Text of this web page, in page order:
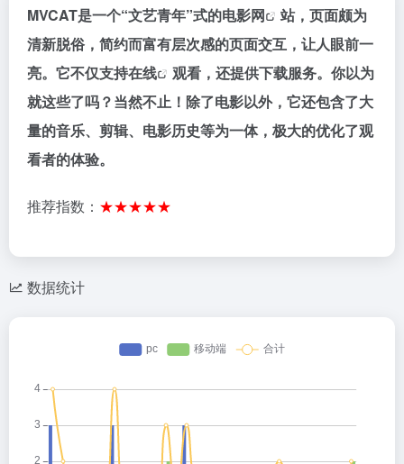
MVCAT是一个“文艺青年”式的电影网
站，页面颇为
清新脱俗，简约而富有层次感的页面交互，让人眼前一
亮。它不仅支持在线
观看，还提供下载服务。你以为
就这些了吗？当然不止！除了电影以外，它还包含了大
量的音乐、剪辑、电影历史等为一体，极大的优化了观
看者的体验。
推荐指数： ★★★★★
数据统计